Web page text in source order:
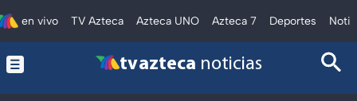
en vivo TV Azteca Azteca UNO Azteca 7 Deportes
tv azteca noticias